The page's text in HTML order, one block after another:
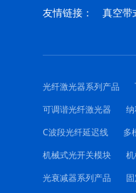
友情链接： 真空带
光纤激光器系列产品
可调谐光纤激光器
C波段光纤延迟线
多
机械式光开关模块
光衰减器系列产品